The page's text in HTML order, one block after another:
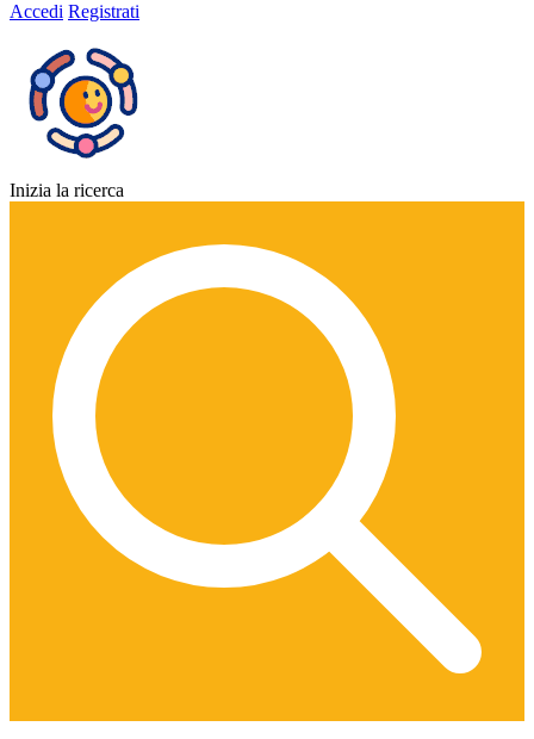
Accedi Registrati
Inizia la ricerca